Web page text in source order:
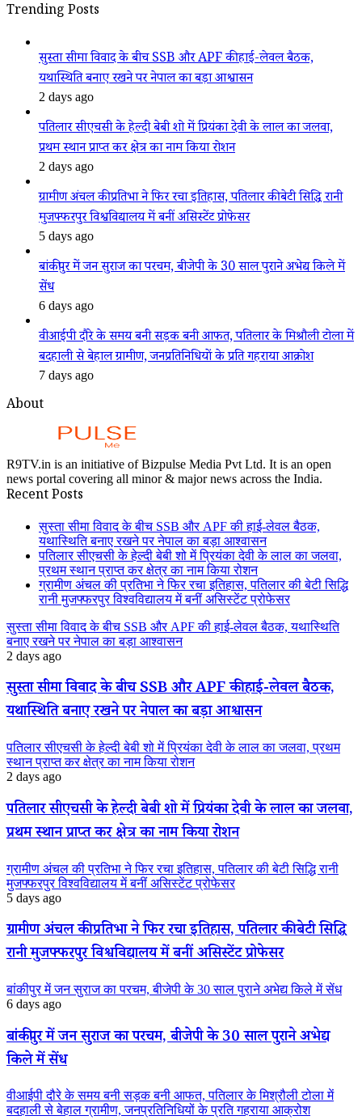
Trending Posts
सुस्ता सीमा विवाद के बीच SSB और APF की हाई-लेवल बैठक,
यथास्थिति बनाए रखने पर नेपाल का बड़ा आश्वासन
2 days ago
पतिलार सीएचसी के हेल्दी बेबी शो में प्रियंका देवी के लाल का जलवा,
प्रथम स्थान प्राप्त कर क्षेत्र का नाम किया रोशन
2 days ago
ग्रामीण अंचल की प्रतिभा ने फिर रचा इतिहास, पतिलार की बेटी सिद्धि रानी
मुजफ्फरपुर विश्वविद्यालय में बनीं असिस्टेंट प्रोफेसर
5 days ago
बांकीपुर में जन सुराज का परचम, बीजेपी के 30 साल पुराने अभेद्य किले में
सेंध
6 days ago
वीआईपी दौरे के समय बनी सड़क बनी आफत, पतिलार के मिश्रौली टोला में
बदहाली से बेहाल ग्रामीण, जनप्रतिनिधियों के प्रति गहराया आक्रोश
7 days ago
About
R9TV.in is an initiative of Bizpulse Media Pvt Ltd. It is an open
news portal covering all minor & major news across the India.
Recent Posts
सुस्ता सीमा विवाद के बीच SSB और APF की हाई-लेवल बैठक,
यथास्थिति बनाए रखने पर नेपाल का बड़ा आश्वासन
पतिलार सीएचसी के हेल्दी बेबी शो में प्रियंका देवी के लाल का जलवा,
प्रथम स्थान प्राप्त कर क्षेत्र का नाम किया रोशन
ग्रामीण अंचल की प्रतिभा ने फिर रचा इतिहास, पतिलार की बेटी सिद्धि
रानी मुजफ्फरपुर विश्वविद्यालय में बनीं असिस्टेंट प्रोफेसर
सुस्ता सीमा विवाद के बीच SSB और APF की हाई-लेवल बैठक, यथास्थिति
बनाए रखने पर नेपाल का बड़ा आश्वासन
2 days ago
सुस्ता सीमा विवाद के बीच SSB और APF की हाई-लेवल बैठक,
यथास्थिति बनाए रखने पर नेपाल का बड़ा आश्वासन
पतिलार सीएचसी के हेल्दी बेबी शो में प्रियंका देवी के लाल का जलवा, प्रथम
स्थान प्राप्त कर क्षेत्र का नाम किया रोशन
2 days ago
पतिलार सीएचसी के हेल्दी बेबी शो में प्रियंका देवी के लाल का जलवा,
प्रथम स्थान प्राप्त कर क्षेत्र का नाम किया रोशन
ग्रामीण अंचल की प्रतिभा ने फिर रचा इतिहास, पतिलार की बेटी सिद्धि रानी
मुजफ्फरपुर विश्वविद्यालय में बनीं असिस्टेंट प्रोफेसर
5 days ago
ग्रामीण अंचल की प्रतिभा ने फिर रचा इतिहास, पतिलार की बेटी सिद्धि
रानी मुजफ्फरपुर विश्वविद्यालय में बनीं असिस्टेंट प्रोफेसर
बांकीपुर में जन सुराज का परचम, बीजेपी के 30 साल पुराने अभेद्य किले में सेंध
6 days ago
बांकीपुर में जन सुराज का परचम, बीजेपी के 30 साल पुराने अभेद्य
किले में सेंध
वीआईपी दौरे के समय बनी सड़क बनी आफत, पतिलार के मिश्रौली टोला में
बदहाली से बेहाल ग्रामीण, जनप्रतिनिधियों के प्रति गहराया आक्रोश